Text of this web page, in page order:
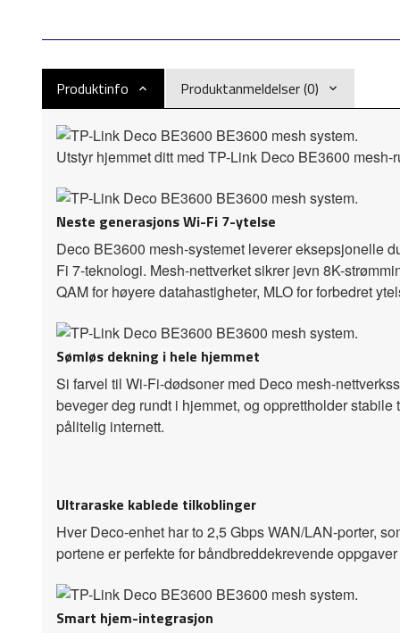
Produktinfo Produktanmeldelser (0)
Utstyr hjemmet ditt med TP-Link Deco BE3600
Neste generasjons Wi-Fi 7-ytelse
Deco BE3600 mesh-systemet leverer eksepsjonelle
Fi 7-teknologi. Mesh-nettverket sikrer jevn 8K-
QAM for høyere datahastigheter, MLO for forbedret
Sømløs dekning i hele hjemmet
Si farvel til Wi-Fi-dødsoner med Deco mesh-
beveger deg rundt i hjemmet, og opprettholder
pålitelig internett.
Ultraraske kablede tilkoblinger
Hver Deco-enhet har to 2,5 Gbps WAN/LAN-porter,
portene er perfekte for båndbreddekrevende
Smart hjem-integrasjon